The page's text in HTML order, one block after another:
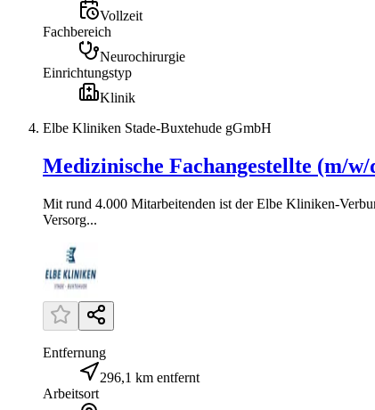
Vollzeit
Fachbereich
Neurochirurgie
Einrichtungstyp
Klinik
Elbe Kliniken Stade-Buxtehude gGmbH
Medizinische Fachangestellte (m/
Mit rund 4.000 Mitarbeitenden ist der Elbe Kliniken-
Versorg...
Entfernung
296,1 km entfernt
Arbeitsort